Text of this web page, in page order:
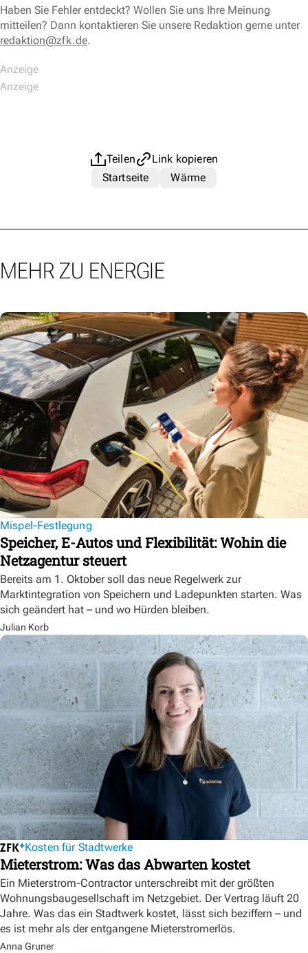
Haben Sie Fehler entdeckt? Wollen Sie uns Ihre Meinung
mitteilen? Dann kontaktieren Sie unsere Redaktion gerne unter
redaktion@zfk.de.
Teilen
Link kopieren
Startseite
Wärme
MEHR ZU ENERGIE
Mispel-Festlegung
Speicher, E-Autos und Flexibilität: Wohin die
Netzagentur steuert
Bereits am 1. Oktober soll das neue Regelwerk zur
Marktintegration von Speichern und Ladepunkten starten. Was
sich geändert hat – und wo Hürden bleiben.
Julian Korb
Kosten für Stadtwerke
Mieterstrom: Was das Abwarten kostet
Ein Mieterstrom-Contractor unterschreibt mit der größten
Wohnungsbaugesellschaft im Netzgebiet. Der Vertrag läuft 20
Jahre. Was das ein Stadtwerk kostet, lässt sich beziffern – und
es ist mehr als der entgangene Mieterstromerlös.
Anna Gruner